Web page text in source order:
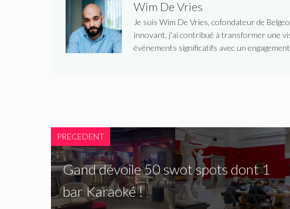
Wim De Vries
Je suis Wim De Vries, cofondateur de
innovant, j'ai contribué à transformer une
événements significatifs avec un
PRECEDENT
Gand dévoile 50 swot spots dont 1
bar Karaoké !